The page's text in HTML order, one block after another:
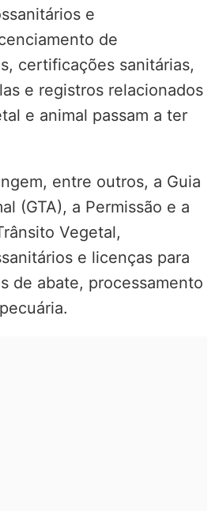
e
de
certificações sanitárias,
e registros relacionados
e animal passam a ter
entre outros, a Guia
(GTA), a Permissão e a
Vegetal,
e licenças para
de abate, processamento